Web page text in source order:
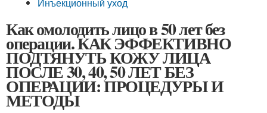
Как омолодить лицо в 50 лет без
операции. КАК ЭФФЕКТИВНО
ПОДТЯНУТЬ КОЖУ ЛИЦА
ПОСЛЕ 30, 40, 50 ЛЕТ БЕЗ
ОПЕРАЦИИ: ПРОЦЕДУРЫ И
МЕТОДЫ